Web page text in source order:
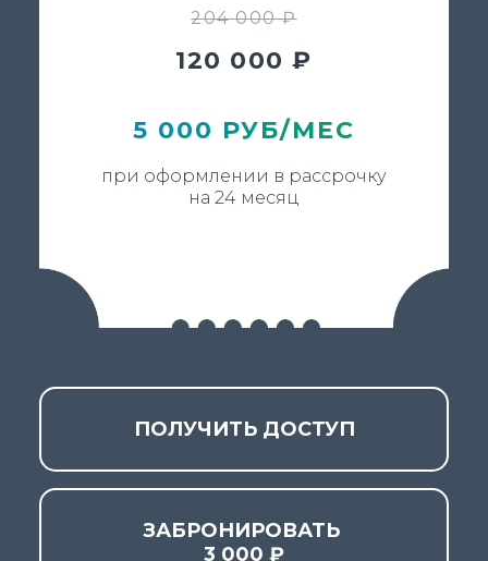
204 000 ₽
120 000 ₽
5 000 РУБ/МЕС
при оформлении в рассрочку
на 24 месяц
ПОЛУЧИТЬ ДОСТУП
ЗАБРОНИРОВАТЬ
3 000 ₽